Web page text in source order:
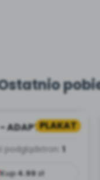
PLAKAT
ADAPTACJA -
podgląd stron: 1
Kup4.99zł